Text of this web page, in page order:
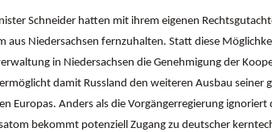
Schneider hatten mit ihrem eigenen
aus Niedersachsen fernzuhalten. Statt diese
in Niedersachsen die Genehmigung der
damit Russland den weiteren Ausbau seiner
Europas. Anders als die Vorgängerregierung ignoriert
bekommt potenziell Zugang zu deutscher